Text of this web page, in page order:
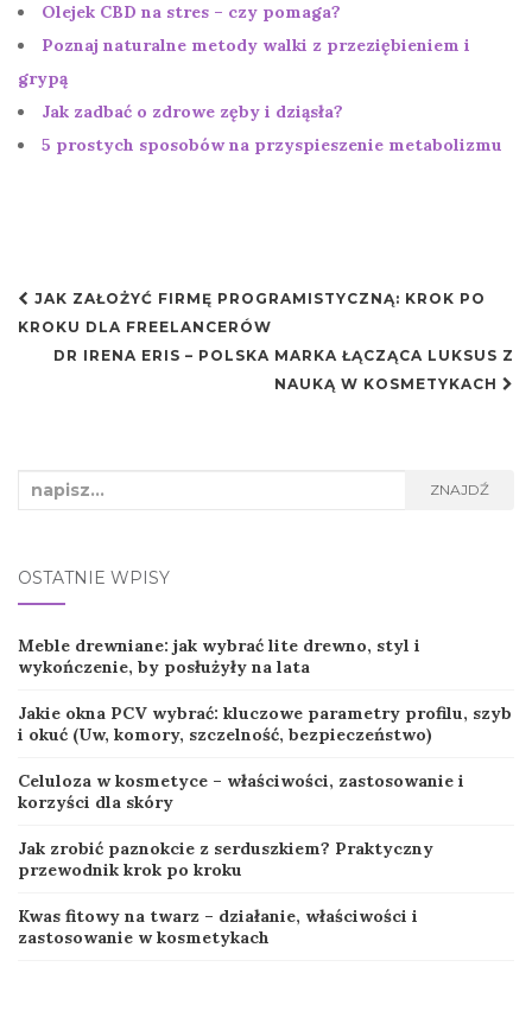
Olejek CBD na stres – czy pomaga?
Poznaj naturalne metody walki z przeziębieniem i
grypą
Jak zadbać o zdrowe zęby i dziąsła?
5 prostych sposobów na przyspieszenie metabolizmu
Nawigacja
postu
JAK ZAŁOŻYĆ FIRMĘ PROGRAMISTYCZNĄ: KROK PO
KROKU DLA FREELANCERÓW
DR IRENA ERIS – POLSKA MARKA ŁĄCZĄCA LUKSUS Z
NAUKĄ W KOSMETYKACH
Search
ZNAJDŹ
OSTATNIE WPISY
Meble drewniane: jak wybrać lite drewno, styl i
wykończenie, by posłużyły na lata
Jakie okna PCV wybrać: kluczowe parametry profilu, szyb
i okuć (Uw, komory, szczelność, bezpieczeństwo)
Celuloza w kosmetyce – właściwości, zastosowanie i
korzyści dla skóry
Jak zrobić paznokcie z serduszkiem? Praktyczny
przewodnik krok po kroku
Kwas fitowy na twarz – działanie, właściwości i
zastosowanie w kosmetykach